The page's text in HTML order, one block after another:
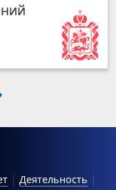
Деятельность